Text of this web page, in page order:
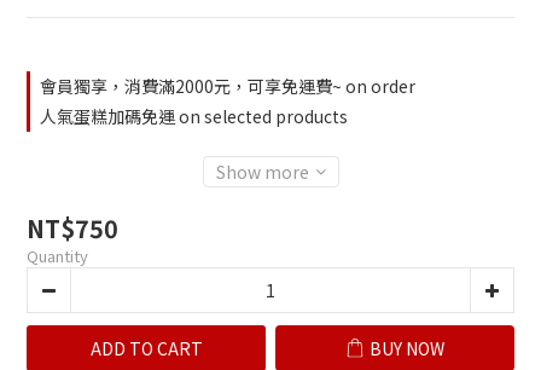
會員獨享，消費滿2000元，可享免運費~ on order
人氣蛋糕加碼免運 on selected products
Show more
NT$750
Quantity
ADD TO CART BUY NOW